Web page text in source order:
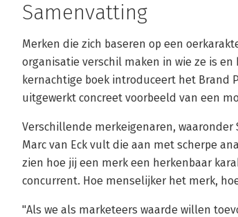
Samenvatting
Merken die zich baseren op een
organisatie verschil maken in wie ze is
kernachtige boek introduceert het Brand
uitgewerkt concreet voorbeeld van een
Verschillende merkeigenaren, waaronder
Marc van Eck vult die aan met scherpe
zien hoe jij een merk een herkenbaar
concurrent. Hoe menselijker het merk,
"Als we als marketeers waarde willen